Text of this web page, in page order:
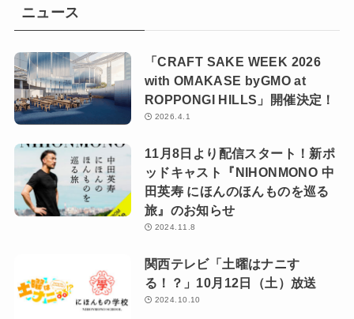
ニュース
「CRAFT SAKE WEEK 2026
with OMAKASE byGMO at
ROPPONGI HILLS」開催決定！
2026.4.1
11月8日より配信スタート！新ポ
ッドキャスト『NIHONMONO 中
田英寿 にほんのほんものを巡る
旅』のお知らせ
2024.11.8
関西テレビ「土曜はナニす
る！？」10月12日（土）放送
2024.10.10